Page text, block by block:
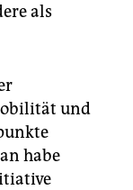
als
und
habe